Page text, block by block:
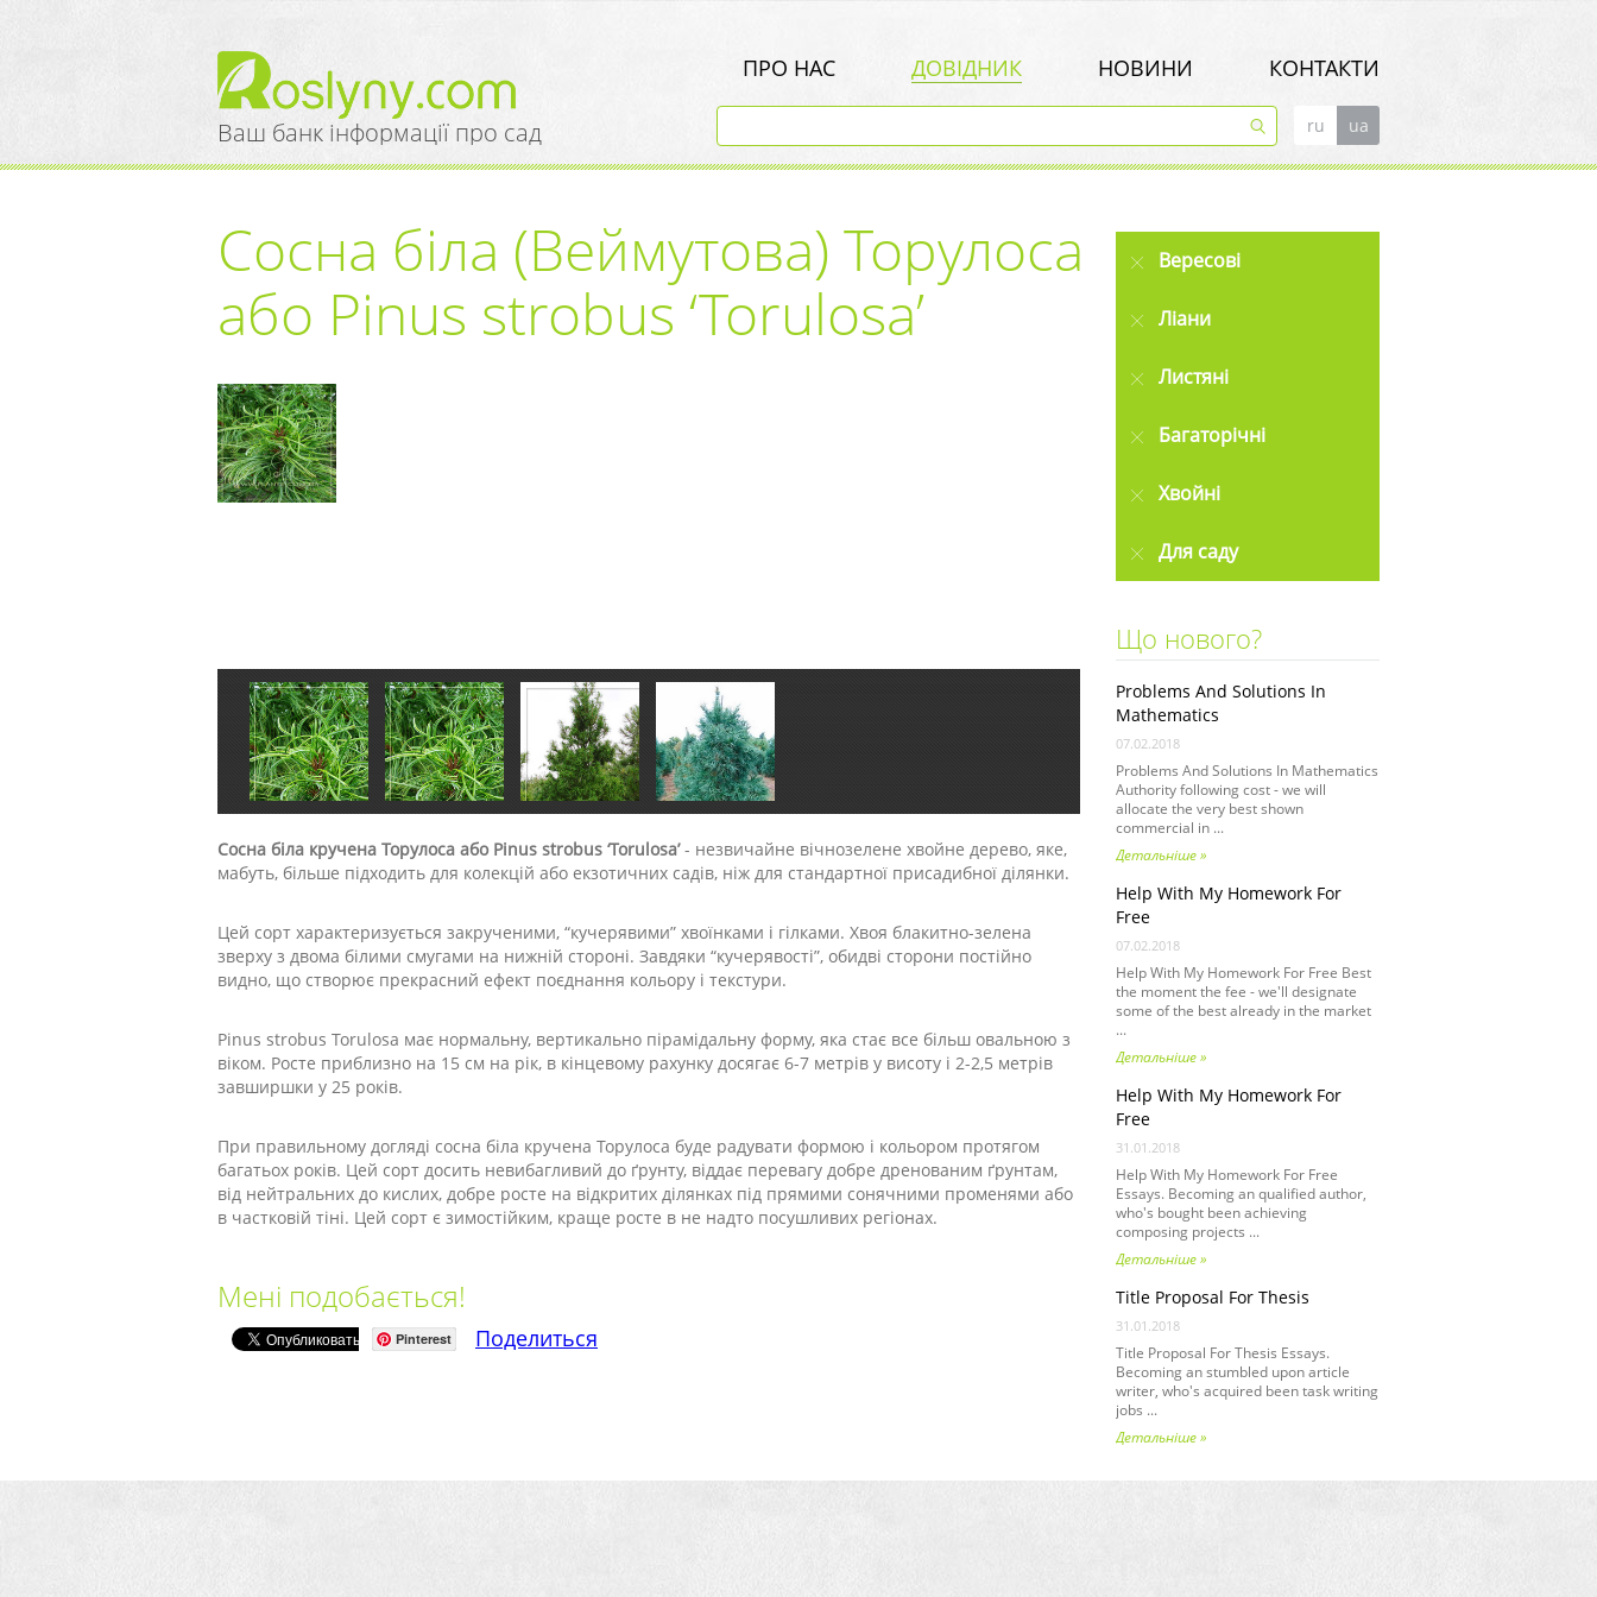
Ваш банк інформації про сад
ПРО НАС ДОВІДНИК НОВИНИ КОНТАКТИ
ru ua
Сосна біла (Веймутова) Торулоса
або Pinus strobus ‘Torulosa’
Сосна біла кручена Торулоса або Pinus strobus ‘Torulosa’- незвичайне вічнозелене хвойне дерево, яке,
мабуть, більше підходить для колекцій або екзотичних садів, ніж для стандартної присадибної ділянки.
Цей сорт характеризується закрученими, “кучерявими” хвоїнками і гілками. Хвоя блакитно-зелена
зверху з двома білими смугами на нижній стороні. Завдяки “кучерявості”, обидві сторони постійно
видно, що створює прекрасний ефект поєднання кольору і текстури.
Pinus strobus Torulosa має нормальну, вертикально пірамідальну форму, яка стає все більш овальною з
віком. Росте приблизно на 15 см на рік, в кінцевому рахунку досягає 6-7 метрів у висоту і 2-2,5 метрів
завширшки у 25 років.
При правильному догляді сосна біла кручена Торулоса буде радувати формою і кольором протягом
багатьох років. Цей сорт досить невибагливий до ґрунту, віддає перевагу добре дренованим ґрунтам,
від нейтральних до кислих, добре росте на відкритих ділянках під прямими сонячними променями або
в частковій тіні. Цей сорт є зимостійким, краще росте в не надто посушливих регіонах.
Мені подобається!
Pinterest Поделиться
Вересові
Ліани
Листяні
Багаторічні
Хвойні
Для саду
Що нового?
Problems And Solutions In
Mathematics
07.02.2018
Problems And Solutions In Mathematics
Authority following cost - we will
allocate the very best shown
commercial in ...
Детальніше »
Help With My Homework For
Free
07.02.2018
Help With My Homework For Free Best
the moment the fee - we'll designate
some of the best already in the market
...
Детальніше »
Help With My Homework For
Free
31.01.2018
Help With My Homework For Free
Essays. Becoming an qualified author,
who's bought been achieving
composing projects ...
Детальніше »
Title Proposal For Thesis
31.01.2018
Title Proposal For Thesis Essays.
Becoming an stumbled upon article
writer, who's acquired been task writing
jobs ...
Детальніше »